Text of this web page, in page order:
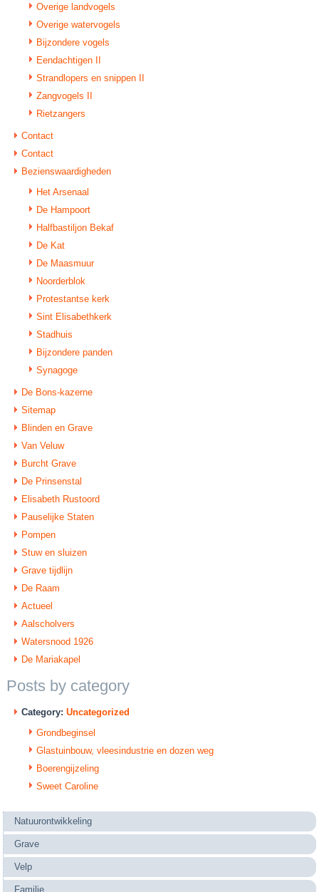
Overige landvogels
Overige watervogels
Bijzondere vogels
Eendachtigen II
Strandlopers en snippen II
Zangvogels II
Rietzangers
Contact
Contact
Bezienswaardigheden
Het Arsenaal
De Hampoort
Halfbastiljon Bekaf
De Kat
De Maasmuur
Noorderblok
Protestantse kerk
Sint Elisabethkerk
Stadhuis
Bijzondere panden
Synagoge
De Bons-kazerne
Sitemap
Blinden en Grave
Van Veluw
Burcht Grave
De Prinsenstal
Elisabeth Rustoord
Pauselijke Staten
Pompen
Stuw en sluizen
Grave tijdlijn
De Raam
Actueel
Aalscholvers
Watersnood 1926
De Mariakapel
Posts by category
Category:Uncategorized
Grondbeginsel
Glastuinbouw, vleesindustrie en dozen weg
Boerengijzeling
Sweet Caroline
Natuurontwikkeling
Grave
Velp
Familie